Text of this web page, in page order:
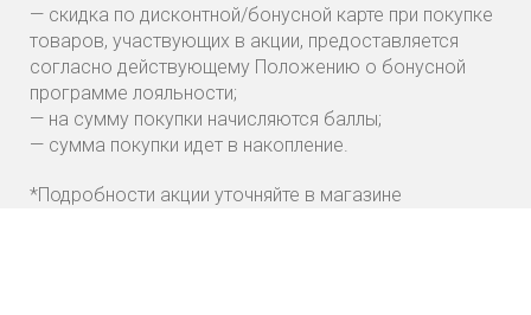
— скидка по дисконтной/бонусной карте при покупке
товаров, участвующих в акции, предоставляется
согласно действующему Положению о бонусной
программе лояльности;
— на сумму покупки начисляются баллы;
— сумма покупки идет в накопление.
*Подробности акции уточняйте в магазине